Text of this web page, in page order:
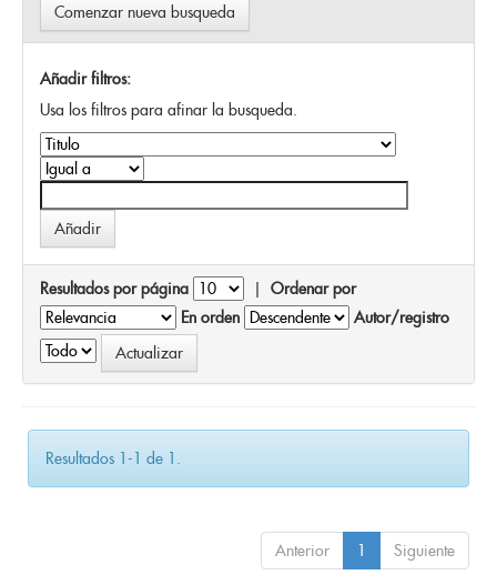
Comenzar nueva busqueda
Añadir filtros:
Usa los filtros para afinar la busqueda.
Resultados por página | Ordenar por
En orden
Autor/registro
Resultados 1-1 de 1.
Anterior 1 Siguiente